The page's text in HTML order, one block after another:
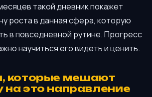
такой дневник покажет
роста в данная сфера, которую
в повседневной рутине. Прогресс
научиться его видеть и ценить.
которые мешают
на это направление